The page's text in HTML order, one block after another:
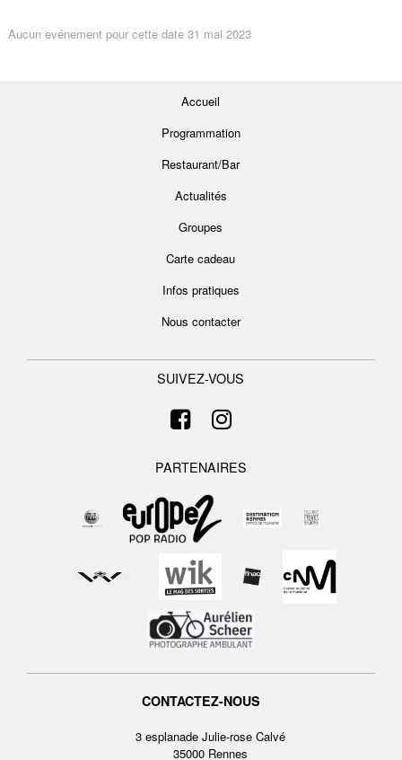
Aucun evénement pour cette date 31 mai 2023
Accueil
Programmation
Restaurant/Bar
Actualités
Groupes
Carte cadeau
Infos pratiques
Nous contacter
SUIVEZ-VOUS
PARTENAIRES
CONTACTEZ-NOUS
3 esplanade Julie-rose Calvé
35000 Rennes